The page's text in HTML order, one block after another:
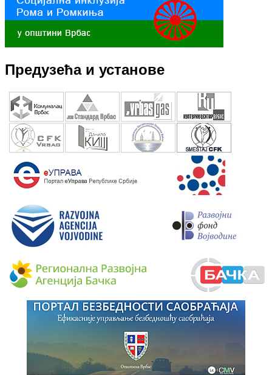
Предузећа и установе